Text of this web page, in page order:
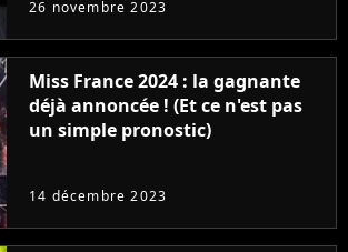
26 novembre 2023
Miss France 2024 : la gagnante
déjà annoncée ! (Et ce n'est pas
un simple pronostic)
14 décembre 2023